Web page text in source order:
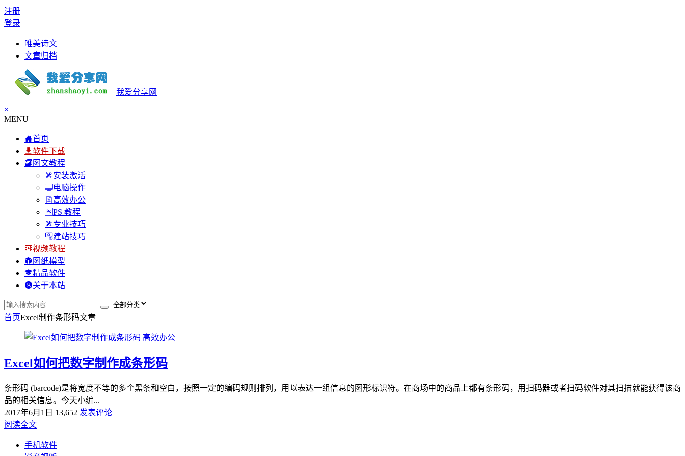
注册
登录
唯美诗文
文章归档
我爱分享网
×
MENU
首页
软件下载
图文教程
安装激活
电脑操作
高效办公
PS 教程
专业技巧
建站技巧
视频教程
图纸模型
精品软件
关于本站
首页Excel制作条形码文章
高效办公
Excel如何把数字制作成条形码
条形码 (barcode)是将宽度不等的多个黑条和空白，按照一定的编码规则排列，用以表达一组信息的图形标识符。在商场中的商品上都有条形码，用扫码器或者扫码软件对其扫描就能获得该商
品的相关信息。今天小编...
2017年6月1日 13,652 发表评论
阅读全文
手机软件